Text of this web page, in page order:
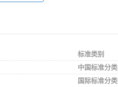
标准类别
中国标准分
国际标准分